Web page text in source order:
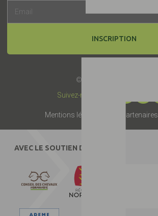
INSCRIPTION
© 2019 -
Suivez-nous :
Mentions légales Partenaires
AVEC LE SOUTIEN DE :